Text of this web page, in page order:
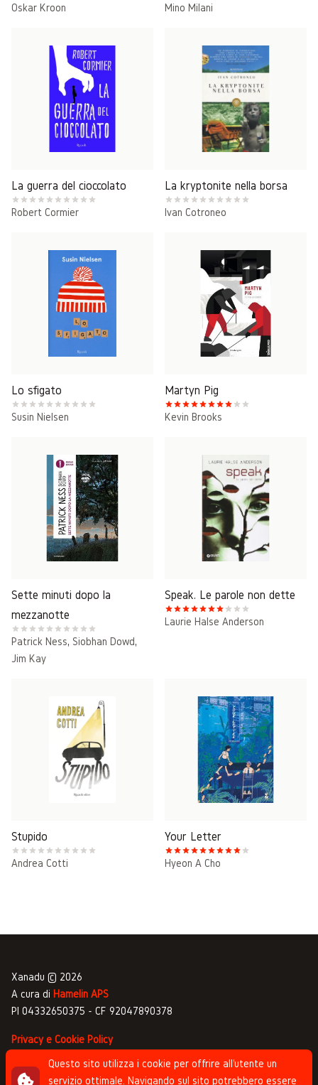
Oskar Kroon Mino Milani
La guerra del cioccolato
Robert Cormier
La kryptonite nella borsa
Ivan Cotroneo
Lo sfigato
Susin Nielsen
Martyn Pig
Kevin Brooks
Sette minuti dopo la
mezzanotte
Patrick Ness, Siobhan Dowd,
Jim Kay
Speak. Le parole non dette
Laurie Halse Anderson
Stupido
Andrea Cotti
Your Letter
Hyeon A Cho
Xanadu © 2026
A cura di Hamelin APS
PI 04332650375 - CF 92047890378
Privacy e Cookie Policy
Gestione commenti
Questo sito utilizza i cookie per offrire all'utente un
servizio ottimale. Navigando sul sito potrebbero essere